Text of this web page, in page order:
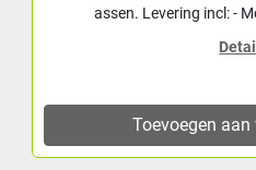
assen. Levering incl: -
Toevoegen